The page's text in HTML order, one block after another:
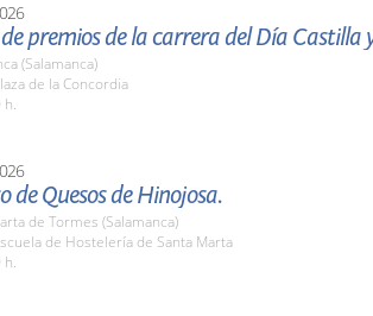
premios de la carrera del Día Castilla
(Salamanca)
de la Concordia
h.
de Quesos de Hinojosa.
de Tormes (Salamanca)
de Hostelería de Santa Marta
h.